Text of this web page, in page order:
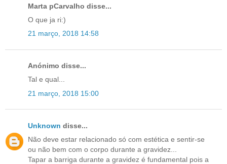
Marta pCarvalho disse...
O que ja ri:)
21 março, 2018 14:58
Anónimo disse...
Tal e qual...
21 março, 2018 15:00
Unknown disse...
Não deve estar relacionado só com estética e sentir-se
ou não bem com o corpo durante a gravidez...
Tapar a barriga durante a gravidez é fundamental pois a